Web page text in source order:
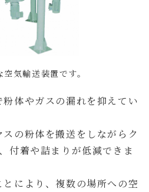
気輸送装置です。
体やガスの漏れを抑えてい
の粉体を搬送をしながらク
付着や詰まりが低減できま
により、複数の場所への空